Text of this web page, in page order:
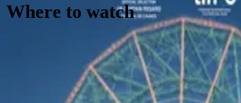
Where to watch
PrivacyTerms
Byoscoop·a product of Boydroid